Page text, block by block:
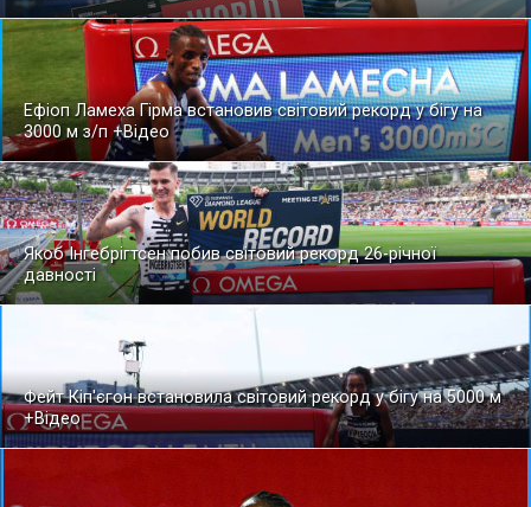
Ефіоп Ламеха Гірма встановив світовий рекорд у бігу на
3000 м з/п +Відео
Якоб Інгебрігтсен побив світовий рекорд 26-річної
давності
Фейт Кіп'єгон встановила світовий рекорд у бігу на 5000 м
+Відео